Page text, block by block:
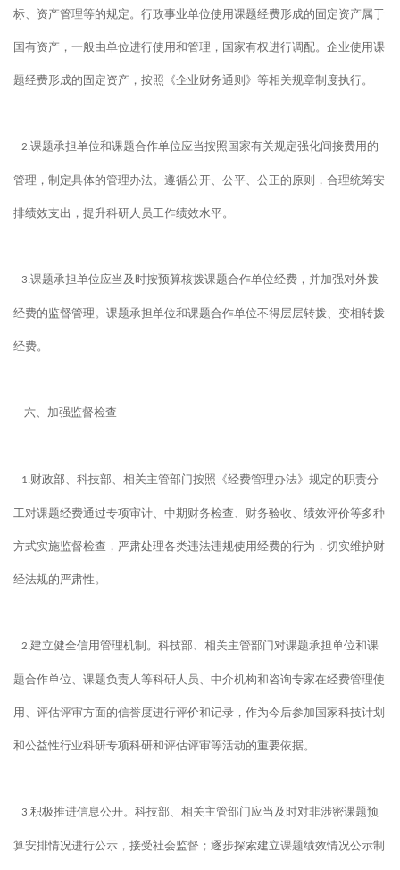
标、资产管理等的规定。行政事业单位使用课题经费形成的固定资产属于
国有资产，一般由单位进行使用和管理，国家有权进行调配。企业使用课
题经费形成的固定资产，按照《企业财务通则》等相关规章制度执行。
2.课题承担单位和课题合作单位应当按照国家有关规定强化间接费用的
管理，制定具体的管理办法。遵循公开、公平、公正的原则，合理统筹安
排绩效支出，提升科研人员工作绩效水平。
3.课题承担单位应当及时按预算核拨课题合作单位经费，并加强对外拨
经费的监督管理。课题承担单位和课题合作单位不得层层转拨、变相转拨
经费。
六、加强监督检查
1.财政部、科技部、相关主管部门按照《经费管理办法》规定的职责分
工对课题经费通过专项审计、中期财务检查、财务验收、绩效评价等多种
方式实施监督检查，严肃处理各类违法违规使用经费的行为，切实维护财
经法规的严肃性。
2.建立健全信用管理机制。科技部、相关主管部门对课题承担单位和课
题合作单位、课题负责人等科研人员、中介机构和咨询专家在经费管理使
用、评估评审方面的信誉度进行评价和记录，作为今后参加国家科技计划
和公益性行业科研专项科研和评估评审等活动的重要依据。
3.积极推进信息公开。科技部、相关主管部门应当及时对非涉密课题预
算安排情况进行公示，接受社会监督；逐步探索建立课题绩效情况公示制